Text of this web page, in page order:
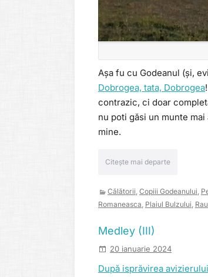
Așa fu cu Godeanul (și,
Dobrogea, tata, Dobrogea
contrazic, ci doar
nu poti găsi un munte
mine.
Citește mai departe
Călătorii Copiii Godeanului
Romaneasca Plaiul Bulzului
Medley (III)
20 ianuarie 2024
După isprăvirea avizierului